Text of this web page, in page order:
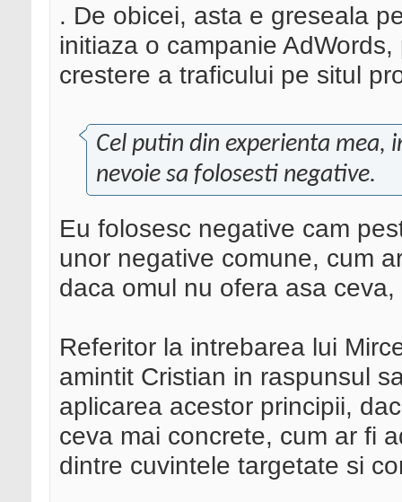
. De obicei, asta e greseala
initiaza o campanie
crestere a traficului pe situl
Cel putin din experienta mea,
nevoie sa folosesti negative.
Eu folosesc negative cam
unor negative comune, cum
daca omul nu ofera asa
Referitor la intrebarea lui
amintit Cristian in raspunsul
aplicarea acestor principii,
ceva mai concrete, cum ar fi
dintre cuvintele targetate si